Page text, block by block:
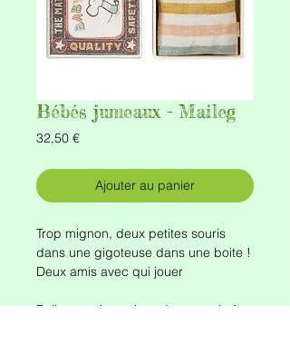
Bébés jumeaux - Maileg
32,50 €Prix
Ajouter au panier
Trop mignon, deux petites souris
dans une gigoteuse dans une boite !
Deux amis avec qui jouer
Belles souris en tissu dans une boîte